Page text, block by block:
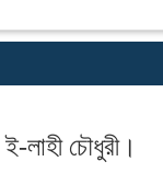
লাহী চৌধুরী।